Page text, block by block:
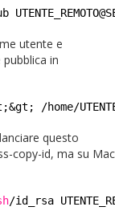
utente e
in
/home/
questo
copy-id, ma su Mac
/id_rsa